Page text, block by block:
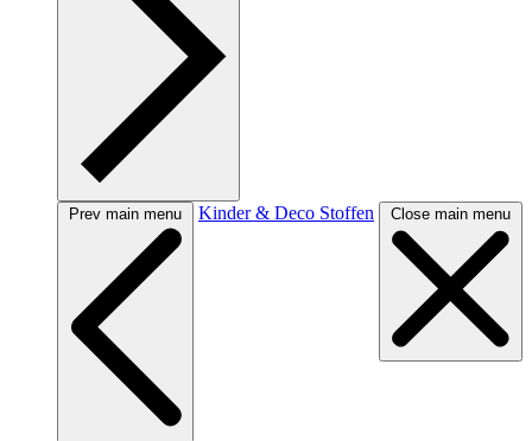
Prev main menu Kinder & Deco Stoffen Close main menu